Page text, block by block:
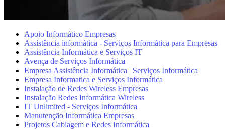
Apoio Informático Empresas
Assistência informática - Serviços Informática para Empresas
Assistência Informática e Serviços IT
Avença de Serviços Informática
Empresa Assistência Informática | Serviços Informática
Empresa Informatica e Serviços Informática
Instalação de Redes Wireless Empresas
Instalação Redes Informática Wireless
IT Unlimited - Serviços Informática
Manutenção Informática Empresas
Projetos Cablagem e Redes Informática